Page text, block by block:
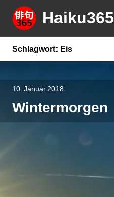
Springe
zum
Inhalt
Haiku365
Schlagwort: Eis
10. Januar 2018
Wintermorgen